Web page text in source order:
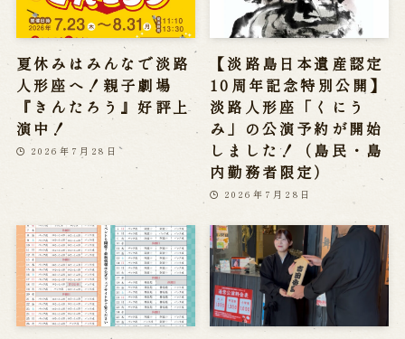
夏休みはみんなで淡路
人形座へ！親子劇場
『きんたろう』好評上
演中！
2026年7月28日
【淡路島日本遺産認定
10周年記念特別公開】
淡路人形座「くにう
み」の公演予約が開始
しました！（島民・島
内勤務者限定）
2026年7月28日